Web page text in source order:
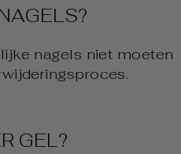
nagels niet moeten
GEL?